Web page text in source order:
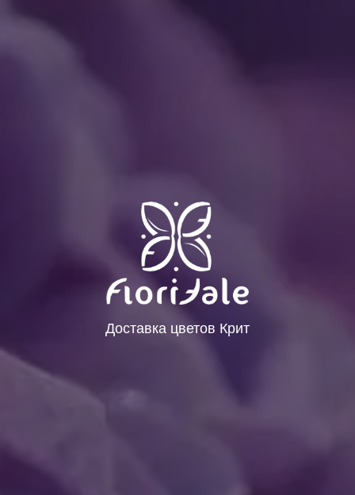
Доставка цветов Крит